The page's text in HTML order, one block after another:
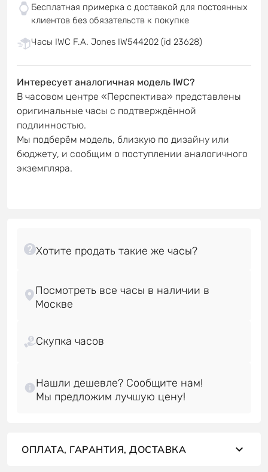
Бесплатная примерка с доставкой для постоянных
клиентов без обязательств к покупке
Часы IWC F.A. Jones IW544202 (id 23628)
Интересует аналогичная модель IWC?
В часовом центре «Перспектива» представлены
оригинальные часы с подтверждённой
подлинностью.
Мы подберём модель, близкую по дизайну или
бюджету, и сообщим о поступлении аналогичного
экземпляра.
Посмотреть все часы в наличии в
Скупка часов
Нашли дешевле? Сообщите нам!
ОПЛАТА, ГАРАНТИЯ, ДОСТАВКА